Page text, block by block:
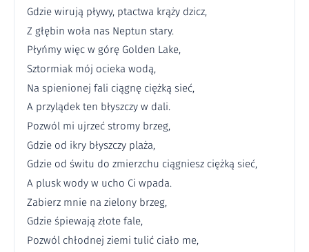
Gdzie wirują pływy, ptactwa krąży dzicz,
Z głębin woła nas Neptun stary.
Płyńmy więc w górę Golden Lake,
Sztormiak mój ocieka wodą,
Na spienionej fali ciągnę ciężką sieć,
A przylądek ten błyszczy w dali.
Pozwól mi ujrzeć stromy brzeg,
Gdzie od ikry błyszczy plaża,
Gdzie od świtu do zmierzchu ciągniesz ciężką sieć,
A plusk wody w ucho Ci wpada.
Zabierz mnie na zielony brzeg,
Gdzie śpiewają złote fale,
Pozwól chłodnej ziemi tulić ciało me,